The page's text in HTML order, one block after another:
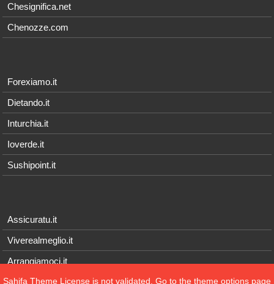
Chesignifica.net
Chenozze.com
Forexiamo.it
Dietando.it
Inturchia.it
Ioverde.it
Sushipoint.it
Assicuratu.it
Viverealmeglio.it
Arrangiamoci.it
Tecnichef.it
Sahifa Theme License is not validated, Go to the theme options page